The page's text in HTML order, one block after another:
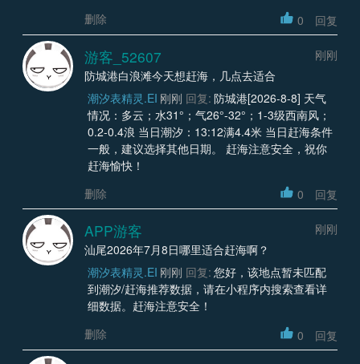
删除
0 回复
游客_52607
刚刚
防城港白浪滩今天想赶海，几点去适合
潮汐表精灵.EI 刚刚 回复: 防城港[2026-8-8] 天气
情况：多云；水31°；气26°-32°；1-3级西南风；
0.2-0.4浪 当日潮汐：13:12满4.4米 当日赶海条件
一般，建议选择其他日期。 赶海注意安全，祝你
赶海愉快！
删除
0 回复
APP游客
刚刚
汕尾2026年7月8日哪里适合赶海啊？
潮汐表精灵.EI 刚刚 回复: 您好，该地点暂未匹配
到潮汐/赶海推荐数据，请在小程序内搜索查看详
细数据。赶海注意安全！
删除
0 回复